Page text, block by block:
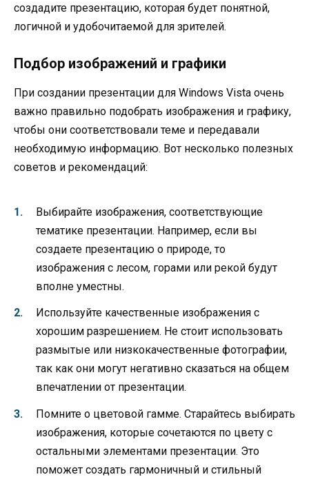
создадите презентацию, которая будет понятной,
логичной и удобочитаемой для зрителей.
Подбор изображений и графики
При создании презентации для Windows Vista очень
важно правильно подобрать изображения и графику,
чтобы они соответствовали теме и передавали
необходимую информацию. Вот несколько полезных
советов и рекомендаций:
Выбирайте изображения, соответствующие
тематике презентации. Например, если вы
создаете презентацию о природе, то
изображения с лесом, горами или рекой будут
вполне уместны.
Используйте качественные изображения с
хорошим разрешением. Не стоит использовать
размытые или низкокачественные фотографии,
так как они могут негативно сказаться на общем
впечатлении от презентации.
Помните о цветовой гамме. Старайтесь выбирать
изображения, которые сочетаются по цвету с
остальными элементами презентации. Это
поможет создать гармоничный и стильный